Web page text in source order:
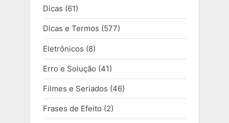
Dicas (61)
Dicas e Termos (577)
Eletrônicos (8)
Erro e Solução (41)
Filmes e Seriados (46)
Frases de Efeito (2)